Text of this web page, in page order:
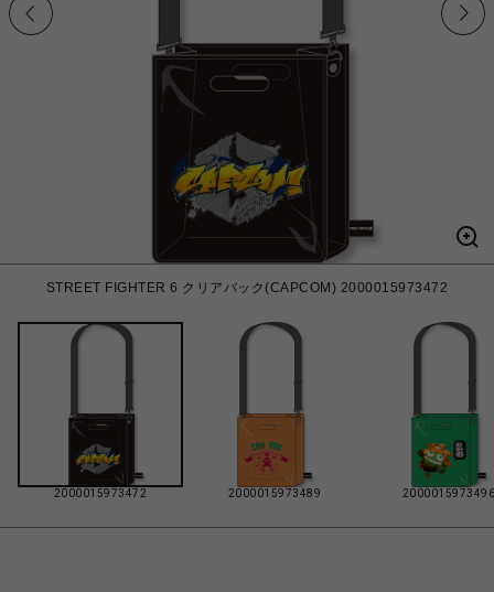
STREET FIGHTER 6 クリアバック(CAPCOM) 2000015973472
2000015973472 2000015973489